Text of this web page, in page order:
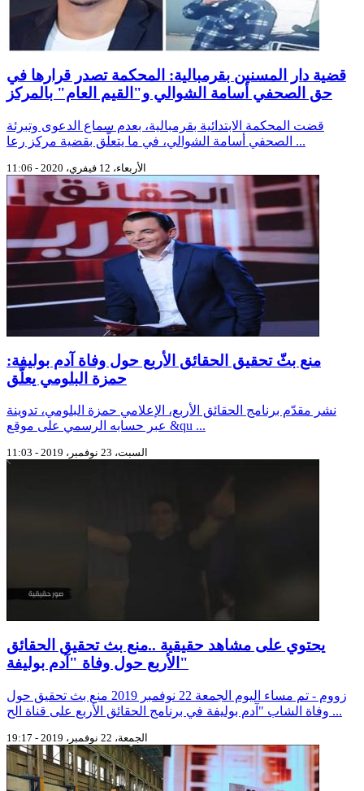
قضية دار المسنين بقرمبالية: المحكمة تصدر قرارها في
حق الصحفي أسامة الشوالي و"القيم العام" بالمركز
قضت المحكمة الابتدائية بقرمبالية، بعدم سماع الدعوى وتبرئة
الصحفي أسامة الشوالي، في ما يتعلّق بقضية مركز رعا ...
الأربعاء، 12 فيفري، 2020 - 11:06
منع بثّ تحقيق الحقائق الأربع حول وفاة آدم بوليفة:
حمزة البلومي يعلّق
نشر مقدّم برنامج الحقائق الأربع، الإعلامي حمزة البلومي، تدوينة
عبر حسابه الرسمي على موقع &qu ...
السبت، 23 نوفمبر، 2019 - 11:03
يحتوي على مشاهد حقيقية ..منع بث تحقيق الحقائق
الأربع حول وفاة "آدم بوليفة"
زووم - تم مساء اليوم الجمعة 22 نوفمبر 2019 منع بث تحقيق حول
وفاة الشاب "آدم بوليفة في برنامج الحقائق الأربع على قناة الح ...
الجمعة، 22 نوفمبر، 2019 - 19:17